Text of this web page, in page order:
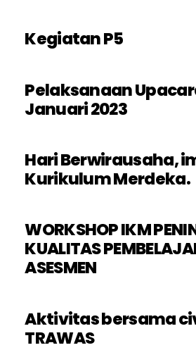
Kegiatan P5
Pelaksanaan
Januari 2023
Hari Berwirausaha,
Kurikulum Merdeka.
WORKSHOP IKM
KUALITAS
ASESMEN
Aktivitas bersama
TRAWAS